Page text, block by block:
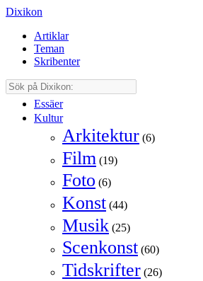
Dixikon
Artiklar
Teman
Skribenter
Essäer
Kultur
Arkitektur (6)
Film (19)
Foto (6)
Konst (44)
Musik (25)
Scenkonst (60)
Tidskrifter (26)